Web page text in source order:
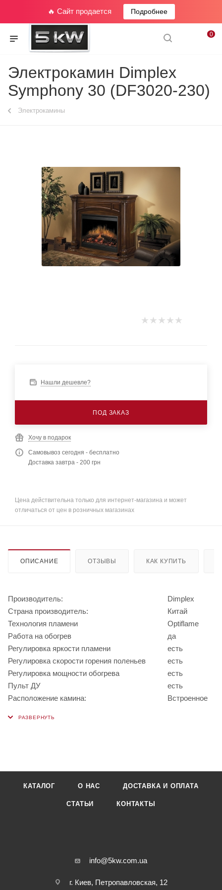
🔥 Сайт продается Подробнее
0
Электрокамин Dimplex
Symphony 30 (DF3020-230)
Электрокамины
Нашли дешевле?
ПОД ЗАКАЗ
Хочу в подарок
Самовывоз сегодня - бесплатно
Доставка завтра - 200 грн
Цена действительна только для интернет-магазина и может
отличаться от цен в розничных магазинах
ОПИСАНИЕ ОТЗЫВЫ КАК КУПИТЬ
Производитель:
Dimplex
Страна производитель:
Китай
Технология пламени
Optiflame
Работа на обогрев
да
Регулировка яркости пламени
есть
Регулировка скорости горения поленьев
есть
Регулировка мощности обогрева
есть
Пульт ДУ
есть
Расположение камина:
Встроенное
КАТАЛОГ О НАС ДОСТАВКА И ОПЛАТА
СТАТЬИ КОНТАКТЫ
info@5kw.com.ua
г. Киев, Петропавловская, 12